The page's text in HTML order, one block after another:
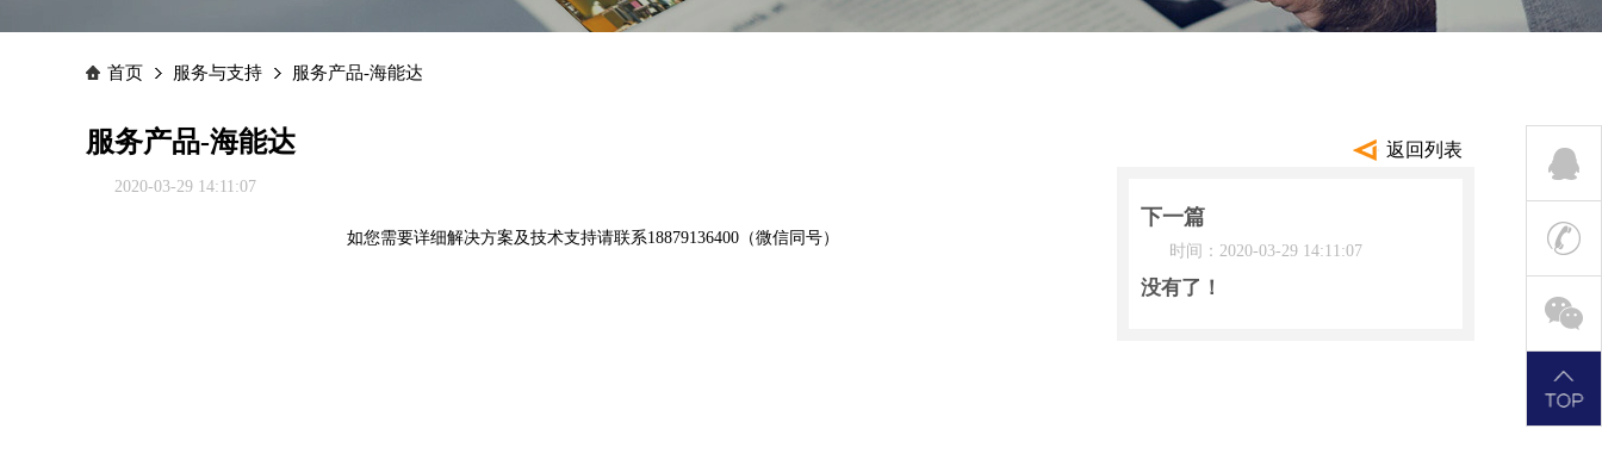
首页 服务与支持 服务产品-海能达
服务产品-海能达
2020-03-29 14:11:07
如您需要详细解决方案及技术支持请联系18879136400（微信同号）
返回列表
下一篇
时间：2020-03-29 14:11:07
没有了！